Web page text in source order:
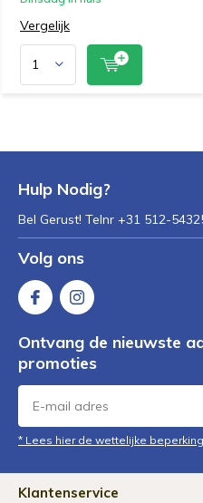
Vergelijk
Hulp Nodig?
Bel Gerust! Telnr +31 512-
Volg ons
Ontvang de nieuwste
promoties
* Lees hier de wettelijke
Klantenservice